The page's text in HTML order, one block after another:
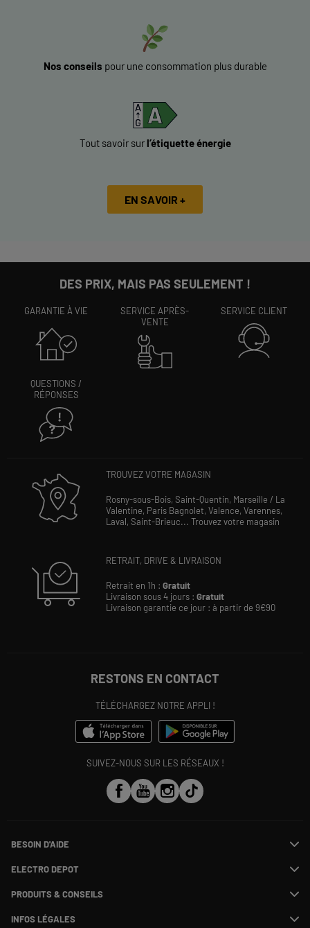
Nos conseils pour une consommation plus durable
Tout savoir surl’étiquette énergie
EN SAVOIR +
DES PRIX, MAIS PAS SEULEMENT !
GARANTIE À VIE
SERVICE APRÈS-
VENTE
SERVICE CLIENT
QUESTIONS /
RÉPONSES
TROUVEZ VOTRE MAGASIN
Rosny-sous-Bois, Saint-Quentin, Marseille / La
Valentine, Paris Bagnolet, Valence, Varennes,
Laval, Saint-Brieuc... Trouvez votre magasin
RETRAIT, DRIVE & LIVRAISON
Retrait en 1h : Gratuit
Livraison sous 4 jours : Gratuit
Livraison garantie ce jour : à partir de 9€90
RESTONS EN CONTACT
TÉLÉCHARGEZ NOTRE APPLI !
SUIVEZ-NOUS SUR LES RÉSEAUX !
BESOIN D'AIDE
Suivre ma commande
SAV
Payer en plusieurs fois
Information phishing
ELECTRO DEPOT
Rejoignez-nous !
PRODUITS & CONSEILS
Nos marques
Les avis du site
INFOS LÉGALES